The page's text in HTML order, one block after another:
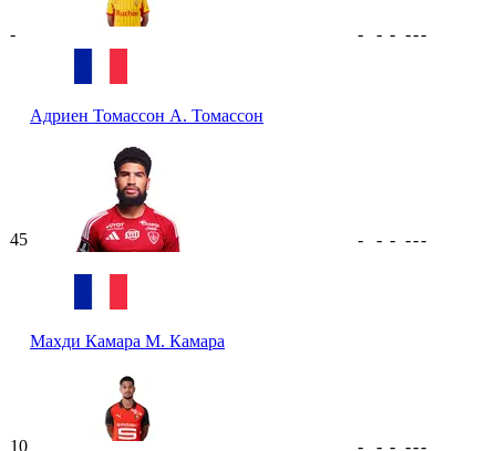
-
Адриен Томассон А. Томассон
- - - ---
45
Махди Камара М. Камара
- - - ---
10 - - - ---